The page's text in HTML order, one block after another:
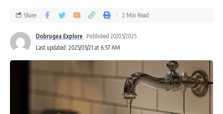
Last updated: 2025/05/21 at 6:57 AM
Dobrogea Explore Published 20/05/2025
Share 2 Min Read